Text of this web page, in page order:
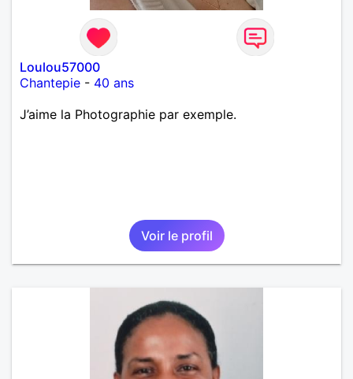
Loulou57000
Chantepie - 40 ans
J’aime la Photographie par exemple.
Voir le profil